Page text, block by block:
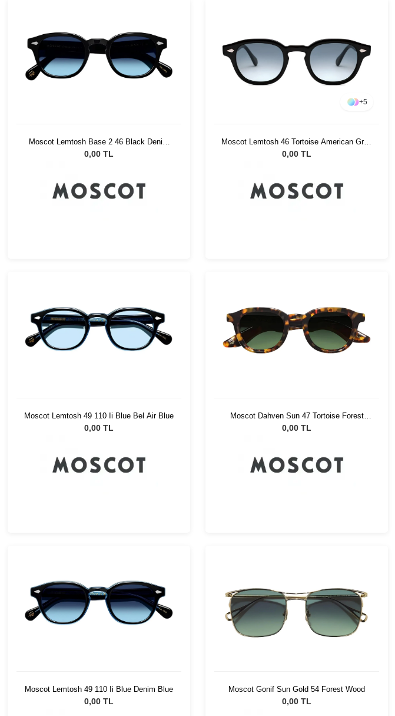
Moscot Lemtosh Base 2 46 Black Denim
Blue
0,00 TL
+5
Moscot Lemtosh 46 Tortoise American Grey
Fade
0,00 TL
Moscot Lemtosh 49 110 Ii Blue Bel Air Blue
0,00 TL
Moscot Dahven Sun 47 Tortoise Forest
Wood
0,00 TL
Moscot Lemtosh 49 110 Ii Blue Denim Blue
0,00 TL
Moscot Gonif Sun Gold 54 Forest Wood
0,00 TL